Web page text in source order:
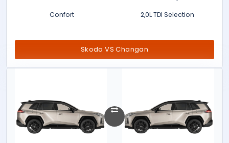
2,0L TDI Selection
Confort
Skoda VS Changan